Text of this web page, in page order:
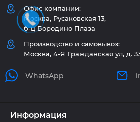
Офис компании:
Москва, Русаковская 13,
б-ц Бородино Плаза
Производство и самовывоз:
Москва, 4-Я Гражданская ул, д.
WhatsApp
Информация